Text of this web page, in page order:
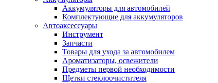
Аккумуляторы для автомобилей
Комплектующие для аккумуляторов
Автоаксессуары
Инструмент
Запчасти
Товары для ухода за автомобилем
Ароматизаторы, освежители
Предметы первой необходимости
Щетки стеклоочистителя